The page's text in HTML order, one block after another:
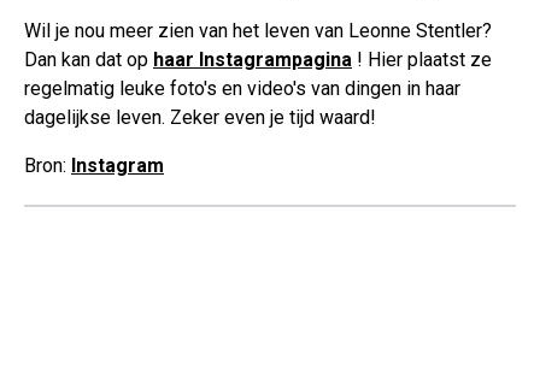
Wil je nou meer zien van het leven van Leonne Stentler?
Dan kan dat op haar Instagrampagina ! Hier plaatst ze
regelmatig leuke foto's en video's van dingen in haar
dagelijkse leven. Zeker even je tijd waard!
Bron: Instagram